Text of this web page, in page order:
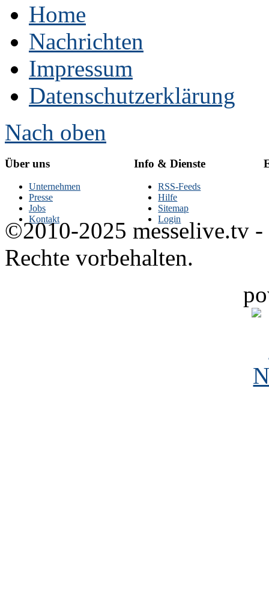
Home
Nachrichten
Impressum
Datenschutzerklärung
Nach oben
Über uns
Unternehmen
Presse
Jobs
Kontakt
Info & Dienste
RSS-Feeds
Hilfe
Sitemap
Login
©2010-2025 messelive.tv -
Rechte vorbehalten.